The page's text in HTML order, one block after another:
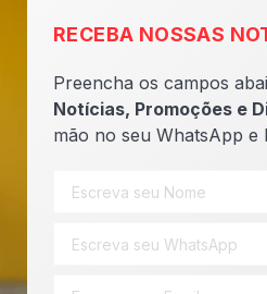
RECEBA NOSSAS
Preencha os campos
Notícias, Promoções e
mão no seu WhatsApp e